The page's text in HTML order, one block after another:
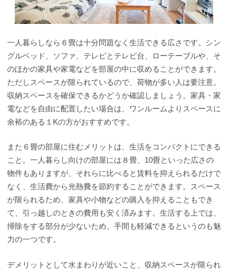
一人暮らしなら６畳は十分問題なく生活できる広さです。シン
グルベッド、ソファ、テレビとテレビ台、ローテーブルや、そ
のほかの家具や家電などを部屋の中に収めることができます。
ただしスペースが限られているので、荷物が多い人は要注意。
収納スペースを確保できるかどうか確認しましょう。家具・家
電などを自由に配置したい場合は、ワンルームよりスペースに
余裕のある１Kの方がおすすめです。
また６畳の部屋に住むメリットは、生活をコンパクトにできる
こと。一人暮らし向けの部屋には８畳、10畳といった広さの
物件もありますが、それらに比べると賃料を抑えられるだけで
なく、生活費から光熱費を節約することができます。スペース
が限られるため、家具や小物などの購入を抑えることもでき
て、引っ越しのときの費用も安く済みます。生活する上では、
掃除をする部分が少ないため、手間も軽減できるというのも魅
力の一つです。
デメリットとして水まわりが近いこと、収納スペースが限られ